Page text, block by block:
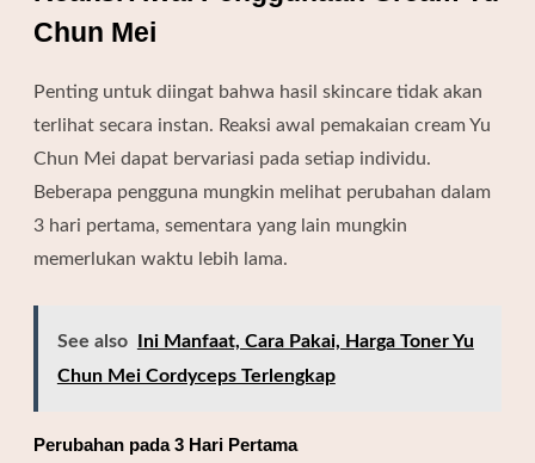
Chun Mei
Penting untuk diingat bahwa hasil skincare tidak akan
terlihat secara instan. Reaksi awal pemakaian cream Yu
Chun Mei dapat bervariasi pada setiap individu.
Beberapa pengguna mungkin melihat perubahan dalam
3 hari pertama, sementara yang lain mungkin
memerlukan waktu lebih lama.
See also
Ini Manfaat, Cara Pakai, Harga Toner Yu
Chun Mei Cordyceps Terlengkap
Perubahan pada 3 Hari Pertama